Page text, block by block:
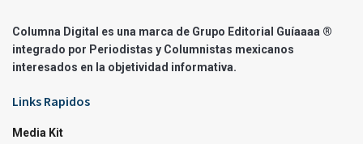
Columna Digital es una marca de Grupo Editorial Guíaaaa ®
integrado por Periodistas y Columnistas mexicanos
interesados en la objetividad informativa.
Links Rapidos
Media Kit